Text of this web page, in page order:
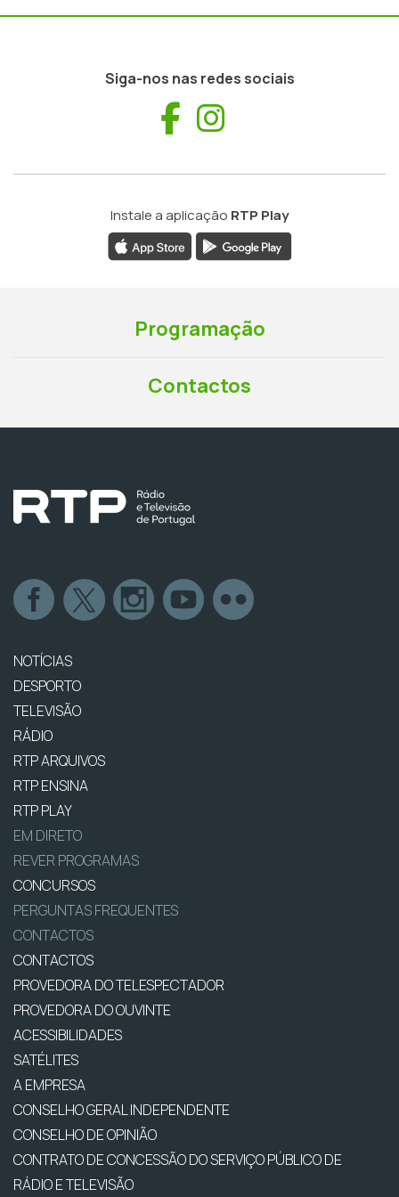
Siga-nos nas redes sociais
Facebook
Instale a aplicação RTP Play
Programação
Contactos
NOTÍCIAS
DESPORTO
TELEVISÃO
RÁDIO
RTP ARQUIVOS
RTP ENSINA
RTP PLAY
EM DIRETO
REVER PROGRAMAS
CONCURSOS
PERGUNTAS FREQUENTES
CONTACTOS
CONTACTOS
PROVEDORA DO TELESPECTADOR
PROVEDORA DO OUVINTE
ACESSIBILIDADES
SATÉLITES
A EMPRESA
CONSELHO GERAL INDEPENDENTE
CONSELHO DE OPINIÃO
CONTRATO DE CONCESSÃO DO SERVIÇO PÚBLICO DE
RÁDIO E TELEVISÃO